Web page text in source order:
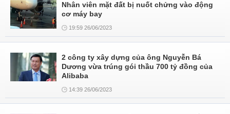
Nhân viên mặt đất bị nuốt chửng vào động
cơ máy bay
19:59 26/06/2023
2 công ty xây dựng của ông Nguyễn Bá
Dương vừa trúng gói thầu 700 tỷ đồng của
Alibaba
14:39 26/06/2023